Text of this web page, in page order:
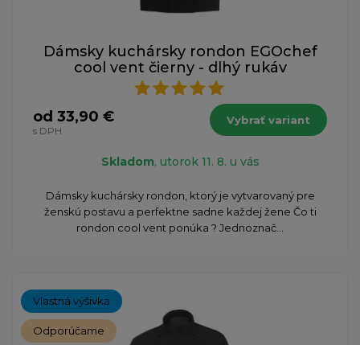
Dámsky kuchársky rondon EGOchef
cool vent čierny - dlhý rukáv
od 33,90 €
s DPH
Vybrať variant
Skladom, utorok 11. 8. u vás
Dámsky kuchársky rondon, ktorý je vytvarovaný pre
ženskú postavu a perfektne sadne každej žene Čo ti
rondon cool vent ponúka ? Jednoznač...
Vlastná výšivka
Odporúčame